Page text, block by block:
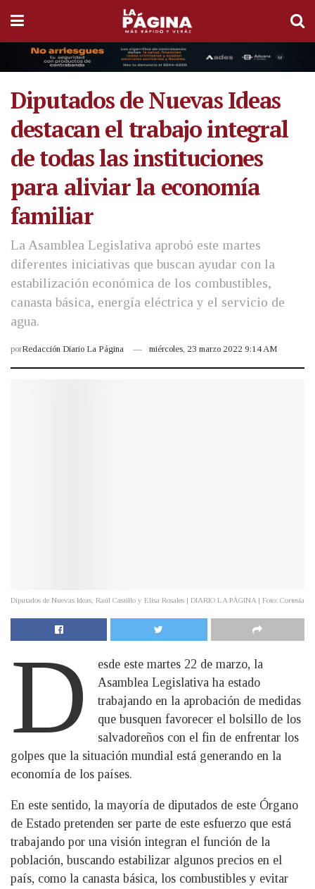
Diputados de Nuevas Ideas
destacan el trabajo integral
de todas las instituciones
para aliviar la economía
familiar
La Asamblea Legislativa aprobó este martes
diferentes iniciativas que buscan ayudar con la
estabilización económica de los combustibles,
canasta básica, energía eléctrica y el servicio de
agua.
porRedacción Diario La Página miércoles, 23 marzo 2022 9:14 AM
Diputados de Nuevas Ideas, Raúl Castillo y Elisa Rosales | DIARIO LA PÁGINA | Foto: Cortesía
D
esde este martes 22 de marzo, la
Asamblea Legislativa ha estado
trabajando en la aprobación de medidas
que busquen favorecer el bolsillo de los
salvadoreños con el fin de enfrentar los
golpes que la situación mundial está generando en la
economía de los países.
En este sentido, la mayoría de diputados de este Órgano
de Estado pretenden ser parte de este esfuerzo que está
trabajando por una visión integran el función de la
población, buscando estabilizar algunos precios en el
país, como la canasta básica, los combustibles y evitar